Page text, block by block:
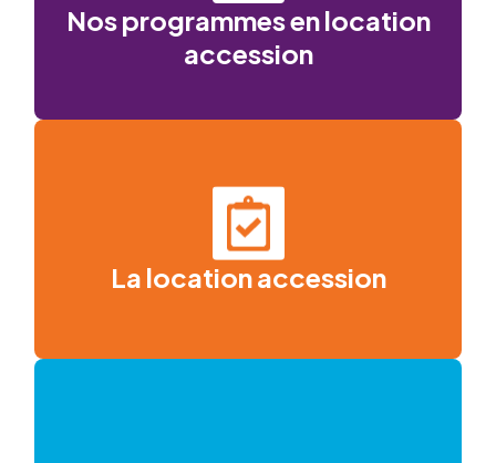
Nos programmes en location
accession
La location accession